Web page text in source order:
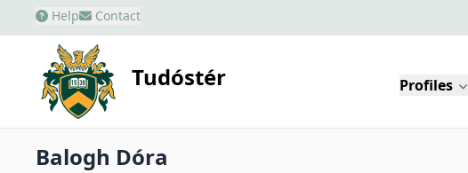
Help Contact
Tudóstér Profiles
Balogh Dóra